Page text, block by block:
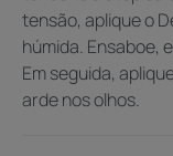
Vantagem
Uma fórmula
tensão, aplique o
húmida. Ensaboe,
Em seguida,
arde nos olhos.